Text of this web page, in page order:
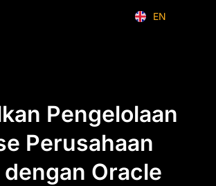
EN
ID
Pengelolaan
Perusahaan
Oracle